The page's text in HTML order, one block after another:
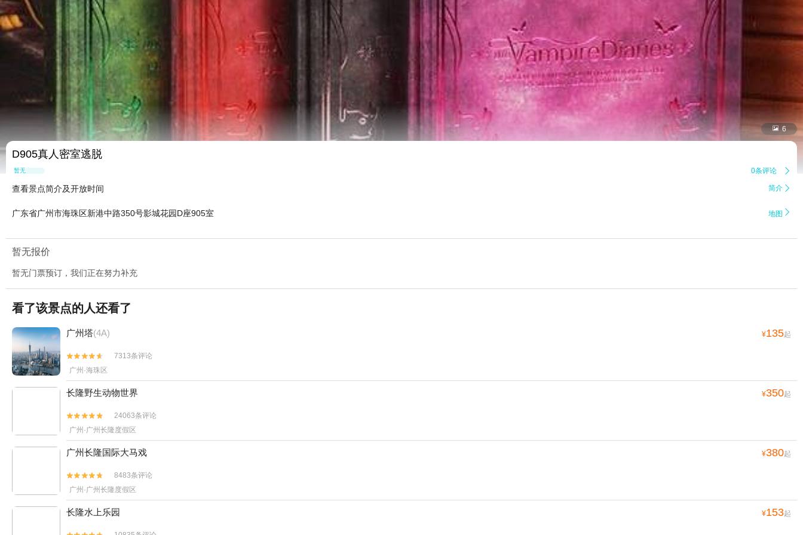
 6
D905真人密室逃脱
暂无点评 0条评论 
查看景点简介及开放时间 简介 
广东省广州市海珠区新港中路350号影城花园D座905室 地图 
暂无报价
暂无门票预订，我们正在努力补充
看了该景点的人还看了
广州塔(4A) ¥135起


7313条评论
广州·海珠区
长隆野生动物世界 ¥350起


24063条评论
广州·广州长隆度假区
广州长隆国际大马戏 ¥380起


8483条评论
广州·广州长隆度假区
长隆水上乐园 ¥153起